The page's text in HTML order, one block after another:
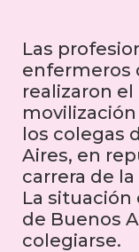
Las
enfermeros
realizaron
los colegas
Aires, en
carrera de
La situación
de Buenos
colegiarse.